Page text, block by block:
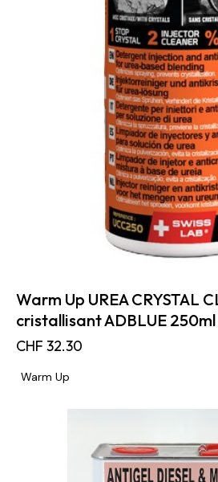
Warm Up UREA CRYSTAL
cristallisant ADBLUE 250ml
CHF 32.30
Warm Up